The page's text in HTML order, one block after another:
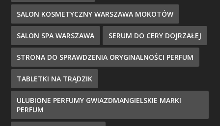
SALON KOSMETYCZNY WARSZAWA MOKOTÓW
SALON SPA WARSZAWA SERUM DO CERY DOJRZAŁEJ
STRONA DO SPRAWDZENIA ORYGINALNOŚCI PERFUM
TABLETKI NA TRĄDZIK
ULUBIONE PERFUMY GWIAZDMANGIELSKIE MARKI
PERFUM